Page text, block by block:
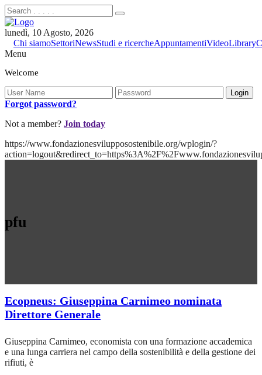
lunedì, 10 Agosto, 2026
Chi siamoSettoriNewsStudi e ricercheAppuntamentiVideoLibrary
Menu
Welcome
Forgot password?
Not a member? Join today
https://www.fondazionesvilupposostenibile.org/wplogin/?
pfu
Ecopneus: Giuseppina Carnimeo nominata
Direttore Generale
Giuseppina Carnimeo, economista con una formazione accademica
e una lunga carriera nel campo della sostenibilità e della gestione dei
rifiuti, è